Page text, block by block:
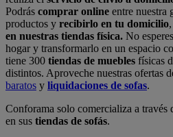
Podrás comprar online entre nuestra
productos y recibirlo en tu domicilio
en nuestras tiendas física. No
hogar y transformarlo en un espacio
tiene 300 tiendas de muebles físicas
distintos. Aproveche nuestras ofertas
baratos y liquidaciones de sofas.
Conforama solo comercializa a través
en sus tiendas de sofás.